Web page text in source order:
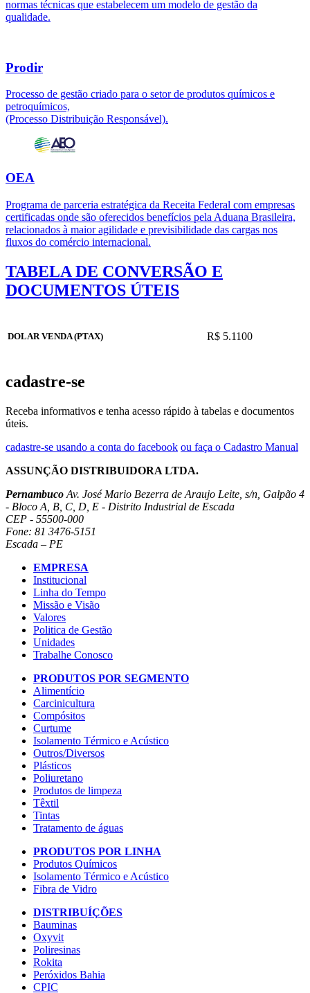
normas técnicas que estabelecem um modelo de gestão da
qualidade.
Prodir
Processo de gestão criado para o setor de produtos químicos e
petroquímicos,
(Processo Distribuição Responsável).
OEA
Programa de parceria estratégica da Receita Federal com empresas
certificadas onde são oferecidos benefícios pela Aduana Brasileira,
relacionados à maior agilidade e previsibilidade das cargas nos
fluxos do comércio internacional.
TABELA DE CONVERSÃO E
DOCUMENTOS ÚTEIS
DOLAR VENDA (PTAX) R$ 5.1100
cadastre-se
Receba informativos e tenha acesso rápido à tabelas e documentos
úteis.
cadastre-se usando a conta do facebook ou faça o Cadastro Manual
ASSUNÇÃO DISTRIBUIDORA LTDA.
Pernambuco Av. José Mario Bezerra de Araujo Leite, s/n, Galpão 4
- Bloco A, B, C, D, E - Distrito Industrial de Escada
CEP - 55500-000
Fone: 81 3476-5151
Escada – PE
EMPRESA
Institucional
Linha do Tempo
Missão e Visão
Valores
Politica de Gestão
Unidades
Trabalhe Conosco
PRODUTOS POR SEGMENTO
Alimentício
Carcinicultura
Compósitos
Curtume
Isolamento Térmico e Acústico
Outros/Diversos
Plásticos
Poliuretano
Produtos de limpeza
Têxtil
Tintas
Tratamento de águas
PRODUTOS POR LINHA
Produtos Químicos
Isolamento Térmico e Acústico
Fibra de Vidro
DISTRIBUÍÇÕES
Bauminas
Oxyvit
Poliresinas
Rokita
Peróxidos Bahia
CPIC